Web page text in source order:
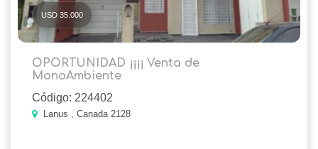
USD 35.000
OPORTUNIDAD ¡¡¡¡ Venta de
MonoAmbiente
Código: 224402
Lanus , Canada 2128